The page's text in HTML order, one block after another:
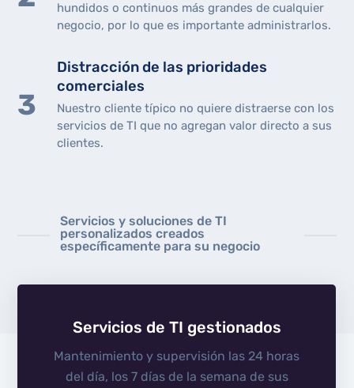
hundidos o continuos más grandes de cualquier
negocio, por lo que es importante administrarlos.
Distracción de las prioridades
comerciales
Nuestro cliente típico no quiere distraerse con los
servicios de TI que no agregan valor directo a sus
clientes.
Servicios y soluciones de TI
personalizados creados
específicamente para su negocio
Servicios de TI gestionados
Mantenimiento y supervisión las 24 horas
del día, los 7 días de la semana de sus